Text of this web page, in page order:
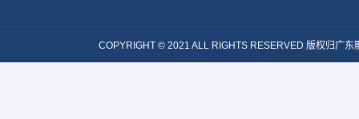
COPYRIGHT © 2021 ALL RIGHTS RESERVED 版权归广